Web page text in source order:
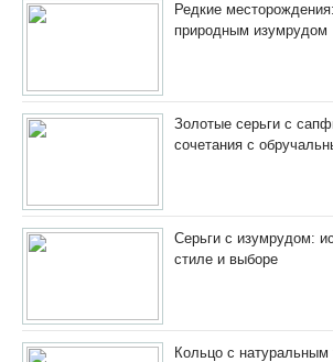
Редкие
природным изумрудом
Золотые серьги с
сочетания с
Серьги с изумрудом:
стиле и выборе
Кольцо с